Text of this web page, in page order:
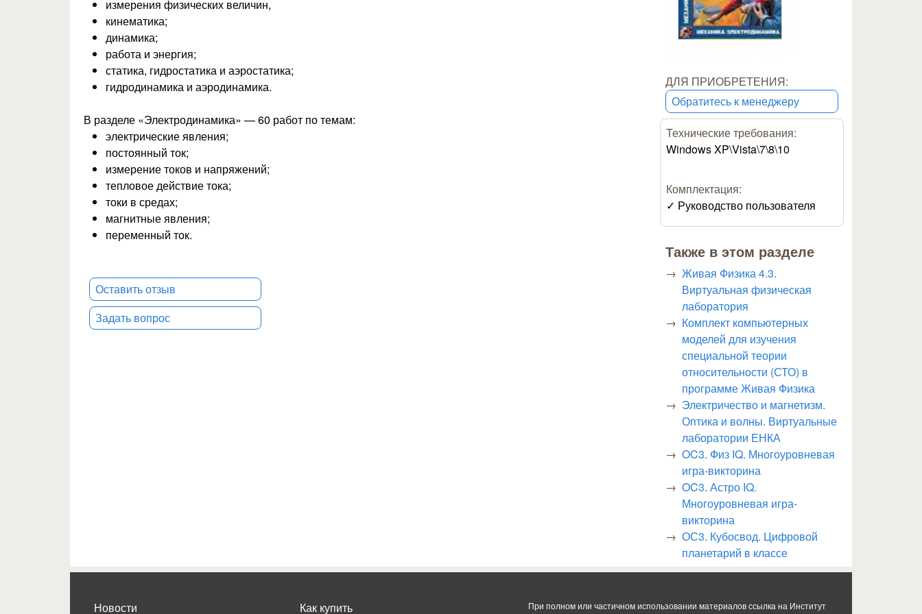
измерения физических величин,
кинематика;
динамика;
работа и энергия;
статика, гидростатика и аэростатика;
гидродинамика и аэродинамика.
В разделе «Электродинамика» — 60 работ по темам:
электрические явления;
постоянный ток;
измерение токов и напряжений;
тепловое действие тока;
токи в средах;
магнитные явления;
переменный ток.
Оставить отзыв
Задать вопрос
ДЛЯ ПРИОБРЕТЕНИЯ:
Обратитесь к менеджеру
Технические требования:
Windows XP\Vista\7\8\10
Комплектация:
Руководство пользователя
Также в этом разделе
Живая Физика 4.3.
Виртуальная физическая
лаборатория
Комплект компьютерных
моделей для изучения
специальной теории
относительности (СТО) в
программе Живая Физика
Электричество и магнетизм.
Оптика и волны. Виртуальные
лаборатории ЕНКА
OC3. Физ IQ. Многоуровневая
игра-викторина
OC3. Астро IQ.
Многоуровневая игра-
викторина
ОС3. Кубосвод. Цифровой
планетарий в классе
Новости Как купить
При полном или частичном использовании материалов ссылка на Институт